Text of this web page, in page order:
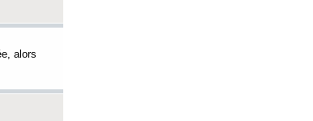
alors